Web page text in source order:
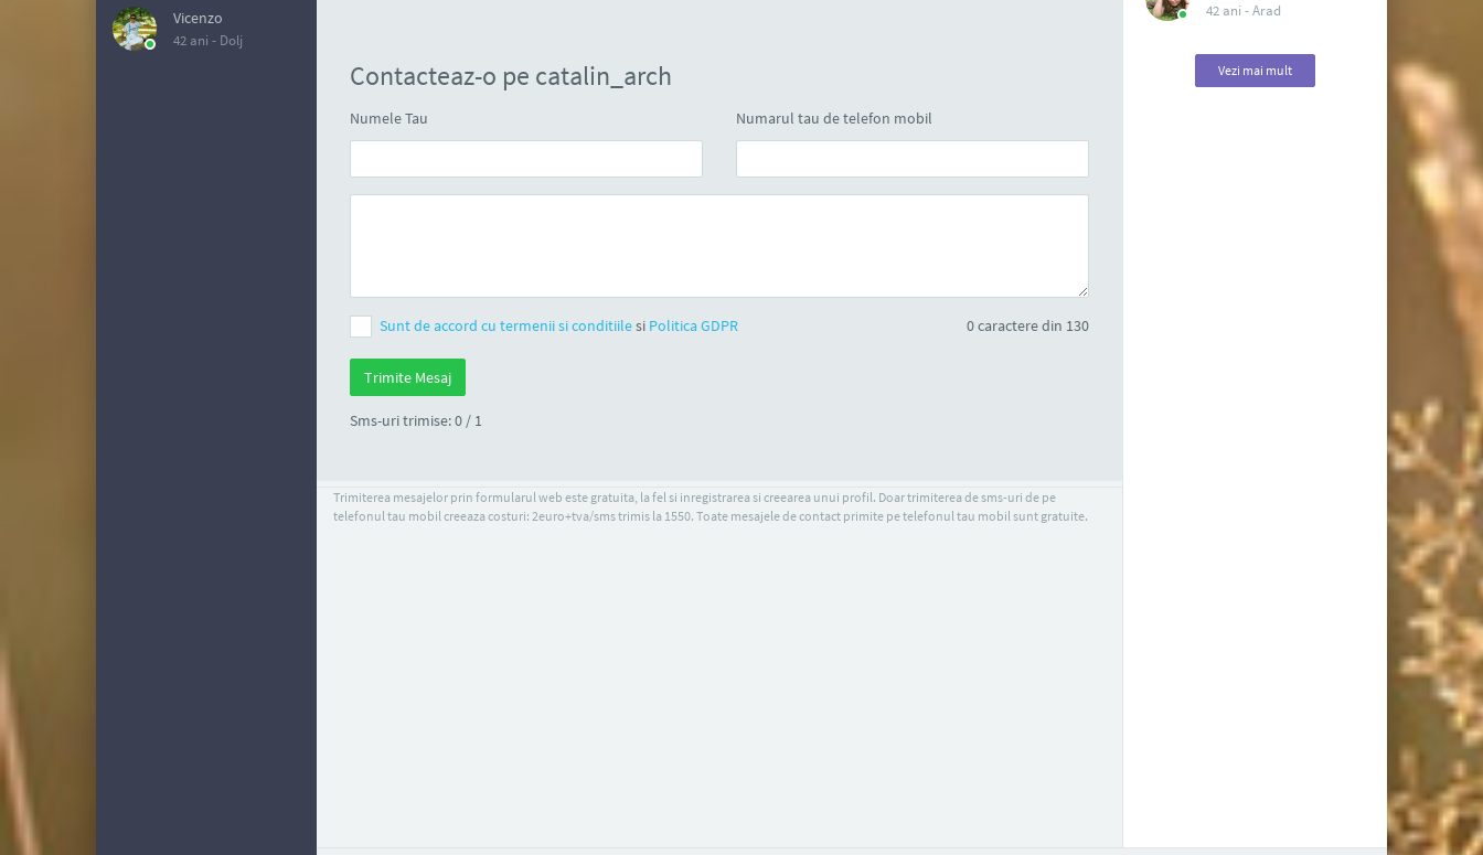
Vicenzo
42 ani - Dolj
Contacteaz-o pe catalin_arch
Numele Tau Numarul tau de telefon mobil
Sunt de accord cu termenii si conditiilesi Politica GDPR 0caractere din 130
Sms-uri trimise: 0 / 1
Trimiterea mesajelor prin formularul web este gratuita, la fel si inregistrarea si creearea unui profil. Doar trimiterea de sms-uri de pe
telefonul tau mobil creeaza costuri: 2euro+tva/sms trimis la 1550. Toate mesajele de contact primite pe telefonul tau mobil sunt gratuite.
42 ani -Arad
Vezi mai mult